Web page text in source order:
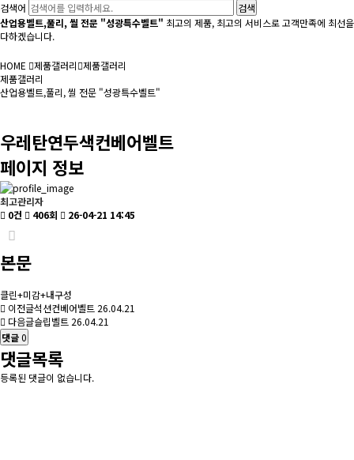
검색어
산업용벨트,풀리, 씰 전문 "성광특수벨트" 최고의 제품, 최고의 서비스로 고객만족에 최선을
다하겠습니다.
HOME 제품갤러리 제품갤러리
제품갤러리
산업용벨트,풀리, 씰 전문 "성광특수벨트"
우레탄연두색컨베어벨트
페이지 정보
최고관리자
0건
406회 26-04-21 14:45
본문
클린+미감+내구성
이전글석션컨베어벨트26.04.21
다음글슬립벨트26.04.21
댓글0
댓글목록
등록된 댓글이 없습니다.